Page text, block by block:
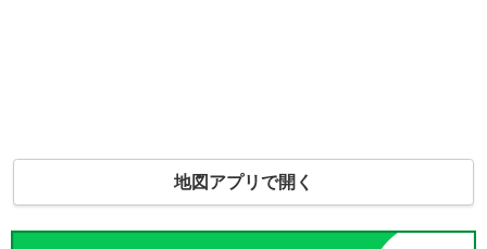
地図アプリで開く